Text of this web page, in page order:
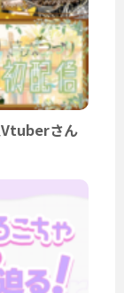
Vtuberさん